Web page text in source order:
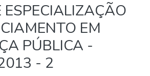
ESPECIALIZAÇÃO
EM
PÚBLICA -
- 2